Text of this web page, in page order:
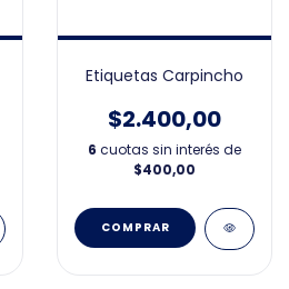
Etiquetas Carpincho
$2.400,00
6 cuotas sin interés de
$400,00